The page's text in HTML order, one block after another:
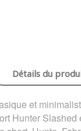
Détails du
et
Hunter